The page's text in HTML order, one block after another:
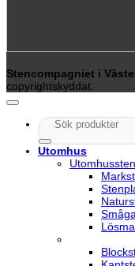
Stencompagniet i
copyrightskyddat.
Sök
efter:
Utomhus
Utomhussten